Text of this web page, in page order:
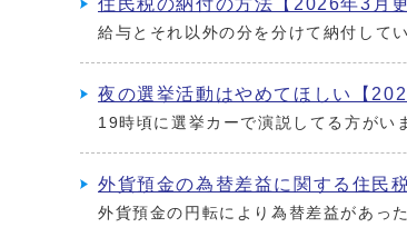
給与とそれ以外の分を分けて納付して
夜の選挙活動はやめてほしい【
19時頃に選挙カーで演説してる方がい
外貨預金の為替差益に関する住民
外貨預金の円転により為替差益があっ